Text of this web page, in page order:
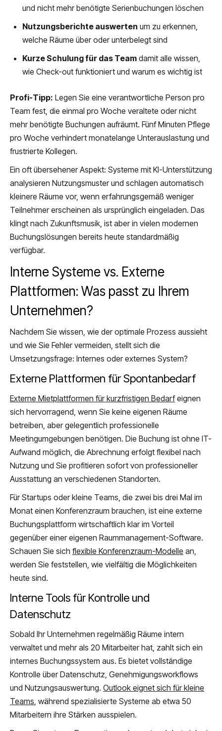
und nicht mehr benötigte Serienbuchungen löschen
Nutzungsberichte auswerten um zu erkennen,
welche Räume über oder unterbelegt sind
Kurze Schulung für das Team damit alle wissen,
wie Check-out funktioniert und warum es wichtig ist
Profi-Tipp: Legen Sie eine verantwortliche Person pro
Team fest, die einmal pro Woche veraltete oder nicht
mehr benötigte Buchungen aufräumt. Fünf Minuten Pflege
pro Woche verhindert monatelange Unterauslastung und
frustrierte Kollegen.
Ein oft übersehener Aspekt: Systeme mit KI-Unterstützung
analysieren Nutzungsmuster und schlagen automatisch
kleinere Räume vor, wenn erfahrungsgemäß weniger
Teilnehmer erscheinen als ursprünglich eingeladen. Das
klingt nach Zukunftsmusik, ist aber in vielen modernen
Buchungslösungen bereits heute standardmäßig
verfügbar.
Interne Systeme vs. Externe
Plattformen: Was passt zu Ihrem
Unternehmen?
Nachdem Sie wissen, wie der optimale Prozess aussieht
und wie Sie Fehler vermeiden, stellt sich die
Umsetzungsfrage: Internes oder externes System?
Externe Plattformen für Spontanbedarf
Externe Mietplattformen für kurzfristigen Bedarfeignen
sich hervorragend, wenn Sie keine eigenen Räume
betreiben, aber gelegentlich professionelle
Meetingumgebungen benötigen. Die Buchung ist ohne IT-
Aufwand möglich, die Abrechnung erfolgt flexibel nach
Nutzung und Sie profitieren sofort von professioneller
Ausstattung an verschiedenen Standorten.
Für Startups oder kleine Teams, die zwei bis drei Mal im
Monat einen Konferenzraum brauchen, ist eine externe
Buchungsplattform wirtschaftlich klar im Vorteil
gegenüber einer eigenen Raummanagement-Software.
Schauen Sie sich flexible Konferenzraum-Modelle an,
werden Sie feststellen, wie vielfältig die Möglichkeiten
heute sind.
Interne Tools für Kontrolle und
Datenschutz
Sobald Ihr Unternehmen regelmäßig Räume intern
verwaltet und mehr als 20 Mitarbeiter hat, zahlt sich ein
internes Buchungssystem aus. Es bietet vollständige
Kontrolle über Datenschutz, Genehmigungsworkflows
und Nutzungsauswertung. Outlook eignet sich für kleine
Teams , während spezialisierte Systeme ab etwa 50
Mitarbeitern ihre Stärken ausspielen.